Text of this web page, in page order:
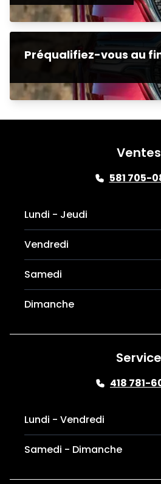
Préqualifiez-vous au
Ventes
581 705-
Lundi - Jeudi
Vendredi
Samedi
Dimanche
Service
418 781-
Lundi - Vendredi
Samedi - Dimanche